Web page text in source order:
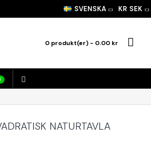
SVENSKA KR SEK
0 produkt(er) - 0.00 kr
NATURTAVLA